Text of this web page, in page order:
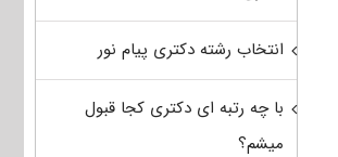
انتخاب رشته دکتری پیام نور
با چه رتبه ای دکتری کجا قبول
میشم؟